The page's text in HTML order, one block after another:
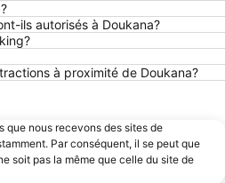
ils autorisés à Doukana?
à proximité de Doukana?
que nous recevons des sites de
Par conséquent, il se peut que
soit pas la même que celle du site de